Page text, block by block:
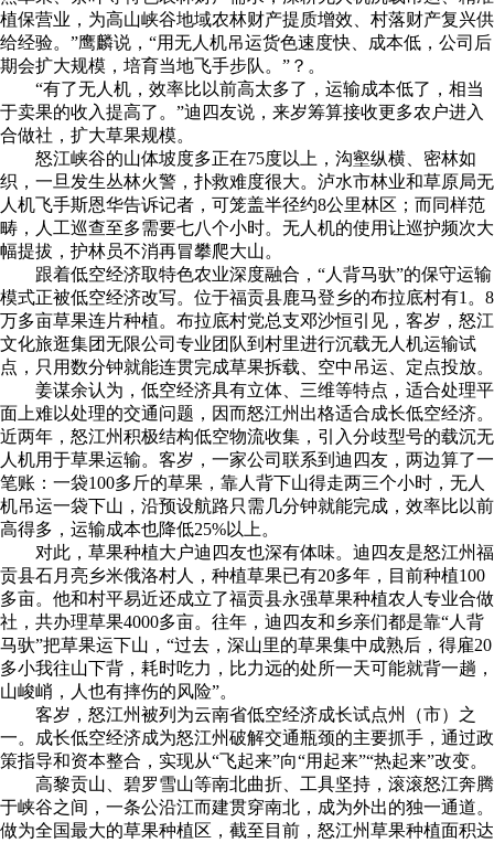
植保营业，为高山峡谷地域农林财产提质增效、村落财产复兴供
给经验。”鹰麟说，“用无人机吊运货色速度快、成本低，公司后
期会扩大规模，培育当地飞手步队。”？。
“有了无人机，效率比以前高太多了，运输成本低了，相当
于卖果的收入提高了。”迪四友说，来岁筹算接收更多农户进入
合做社，扩大草果规模。
怒江峡谷的山体坡度多正在75度以上，沟壑纵横、密林如
织，一旦发生丛林火警，扑救难度很大。泸水市林业和草原局无
人机飞手斯恩华告诉记者，可笼盖半径约8公里林区；而同样范
畴，人工巡查至多需要七八个小时。无人机的使用让巡护频次大
幅提拔，护林员不消再冒攀爬大山。
跟着低空经济取特色农业深度融合，“人背马驮”的保守运输
模式正被低空经济改写。位于福贡县鹿马登乡的布拉底村有1。8
万多亩草果连片种植。布拉底村党总支邓沙恒引见，客岁，怒江
文化旅逛集团无限公司专业团队到村里进行沉载无人机运输试
点，只用数分钟就能连贯完成草果拆载、空中吊运、定点投放。
姜谋余认为，低空经济具有立体、三维等特点，适合处理平
面上难以处理的交通问题，因而怒江州出格适合成长低空经济。
近两年，怒江州积极结构低空物流收集，引入分歧型号的载沉无
人机用于草果运输。客岁，一家公司联系到迪四友，两边算了一
笔账：一袋100多斤的草果，靠人背下山得走两三个小时，无人
机吊运一袋下山，沿预设航路只需几分钟就能完成，效率比以前
高得多，运输成本也降低25%以上。
对此，草果种植大户迪四友也深有体味。迪四友是怒江州福
贡县石月亮乡米俄洛村人，种植草果已有20多年，目前种植100
多亩。他和村平易近还成立了福贡县永强草果种植农人专业合做
社，共办理草果4000多亩。往年，迪四友和乡亲们都是靠“人背
马驮”把草果运下山，“过去，深山里的草果集中成熟后，得雇20
多小我往山下背，耗时吃力，比力远的处所一天可能就背一趟，
山峻峭，人也有摔伤的风险”。
客岁，怒江州被列为云南省低空经济成长试点州（市）之
一。成长低空经济成为怒江州破解交通瓶颈的主要抓手，通过政
策指导和资本整合，实现从“飞起来”向“用起来”“热起来”改变。
高黎贡山、碧罗雪山等南北曲折、工具坚持，滚滚怒江奔腾
于峡谷之间，一条公沿江而建贯穿南北，成为外出的独一通道。
做为全国最大的草果种植区，截至目前，怒江州草果种植面积达